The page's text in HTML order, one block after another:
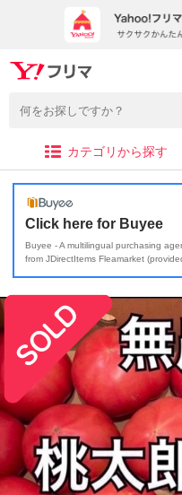
カテゴリから探す
Click here for Buyee
Buyee - A multilingual purchasing
from JDirectItems Fleamarket